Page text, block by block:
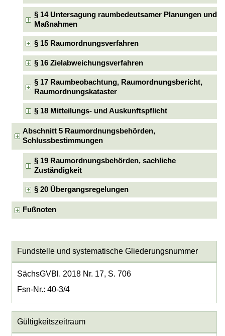
§ 14 Untersagung raumbedeutsamer Planungen und
Maßnahmen
§ 15 Raumordnungsverfahren
§ 16 Zielabweichungsverfahren
§ 17 Raumbeobachtung, Raumordnungsbericht,
Raumordnungskataster
§ 18 Mitteilungs- und Auskunftspflicht
Abschnitt 5 Raumordnungsbehörden,
Schlussbestimmungen
§ 19 Raumordnungsbehörden, sachliche
Zuständigkeit
§ 20 Übergangsregelungen
Fußnoten
Fundstelle und systematische Gliederungsnummer
SächsGVBl. 2018 Nr. 17, S. 706
Fsn-Nr.: 40-3/4
Gültigkeitszeitraum